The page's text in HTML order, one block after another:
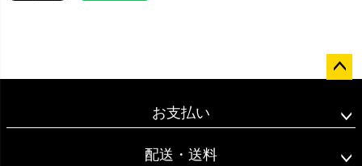
ップ
お支払い
配送・送料